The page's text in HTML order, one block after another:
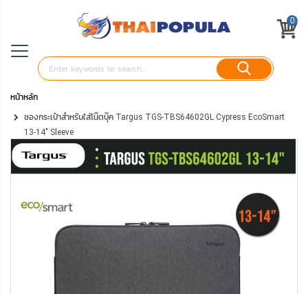
0
หน้าหลัก
ซองกระเป๋าสำหรับใส่โน๊ตบุ๊ค Targus TGS-TBS64602GL Cypress EcoSmart
13-14" Sleeve